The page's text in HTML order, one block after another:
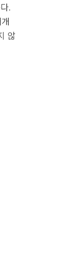
.
않